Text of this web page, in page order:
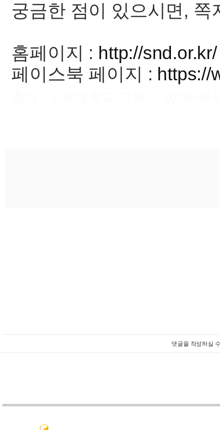
궁금한 점이 있으시면,
홈페이지 : http://snd.or.kr/
페이스북 페이지 : https://
댓글을 작성하실